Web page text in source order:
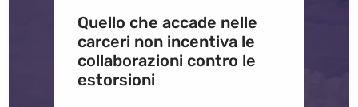
Quello che accade nelle
carceri non incentiva le
collaborazioni contro le
estorsioni